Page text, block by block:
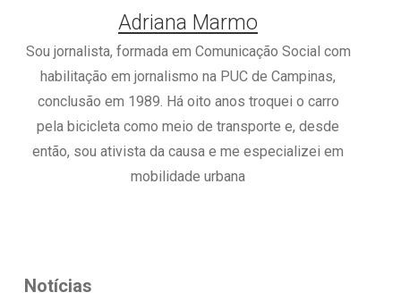
Adriana Marmo
Sou jornalista, formada em Comunicação Social com
habilitação em jornalismo na PUC de Campinas,
conclusão em 1989. Há oito anos troquei o carro
pela bicicleta como meio de transporte e, desde
então, sou ativista da causa e me especializei em
mobilidade urbana
Notícias